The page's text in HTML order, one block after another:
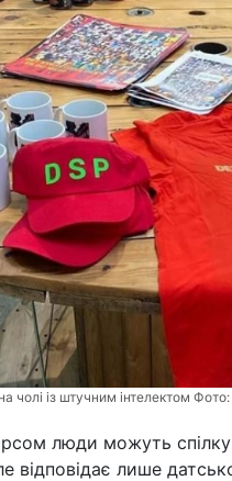
чолі із штучним інтелектом Фото:
люди можуть
відповідає лише